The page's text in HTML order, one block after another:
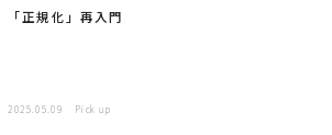
「正規化」再入門
2025.05.09 Pick up